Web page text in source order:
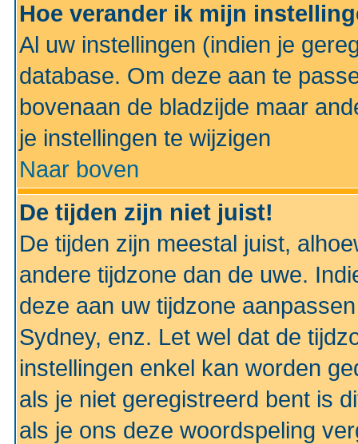
Hoe verander ik mijn
Al uw instellingen (indien je
database. Om deze aan te
bovenaan de bladzijde maar
je instellingen te wijzigen
Naar boven
De tijden zijn niet juist!
De tijden zijn meestal juist,
andere tijdzone dan de uwe.
deze aan uw tijdzone
Sydney, enz. Let wel dat de
instellingen enkel kan worden
als je niet geregistreerd bent is
als je ons deze woordspeling